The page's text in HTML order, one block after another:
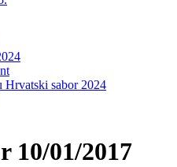
Hrvatski sabor 2024
10/01/2017